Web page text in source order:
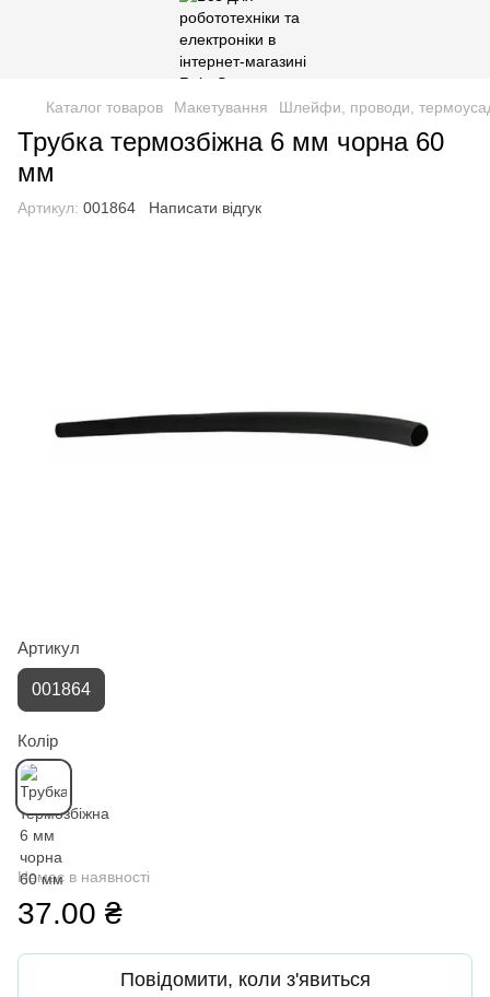
Каталог товаров Макетування Шлейфи, проводи,
Трубка термозбіжна 6 мм чорна 60
мм
Артикул: 001864 Написати відгук
Артикул
001864
Колір
Немає в наявності
37.00 ₴
Повідомити, коли з'явиться